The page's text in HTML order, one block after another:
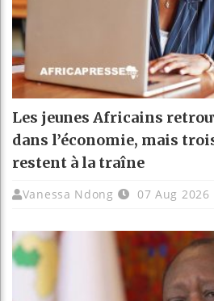
Les jeunes Africains
dans l’économie, mais
restent à la traîne
Vanessa Ndong 07 Aug 2026